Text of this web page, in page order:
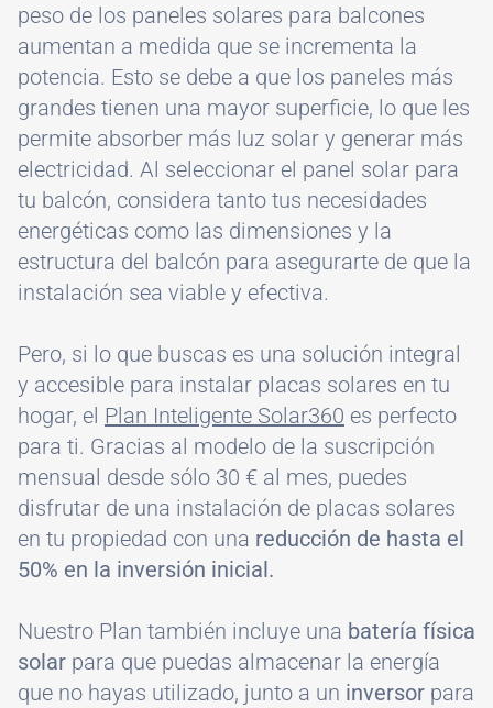
peso de los paneles solares para balcones
aumentan a medida que se incrementa la
potencia. Esto se debe a que los paneles más
grandes tienen una mayor superficie, lo que les
permite absorber más luz solar y generar más
electricidad. Al seleccionar el panel solar para
tu balcón, considera tanto tus necesidades
energéticas como las dimensiones y la
estructura del balcón para asegurarte de que la
instalación sea viable y efectiva.
Pero, si lo que buscas es una solución integral
y accesible para instalar placas solares en tu
hogar, el Plan Inteligente Solar360 es perfecto
para ti. Gracias al modelo de la suscripción
mensual desde sólo 30 € al mes, puedes
disfrutar de una instalación de placas solares
en tu propiedad con una reducción de hasta el
50% en la inversión inicial.
Nuestro Plan también incluye una batería física
solar para que puedas almacenar la energía
que no hayas utilizado, junto a un inversor para